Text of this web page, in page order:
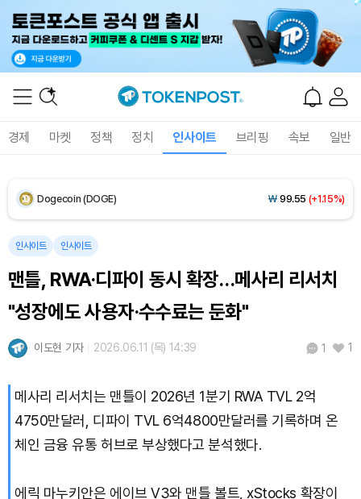
경제 마켓 정책 정치 인사이트 브리핑 속보 일반
Solana (SOL) ₩105,222(+0.61%)
Bitcoin (BTC) 92,489,383(+0.45%)
인사이트 인사이트
맨틀, RWA·디파이 동시 확장…메사리 리서치
"성장에도 사용자·수수료는 둔화"
이도현 기자 2026.06.11 (목) 14:39 1 1
메사리 리서치는 맨틀이 2026년 1분기 RWA TVL 2억
4750만달러, 디파이 TVL 6억4800만달러를 기록하며 온
체인 금융 유통 허브로 부상했다고 분석했다.
에릭 마누키안은 에이브 V3와 맨틀 볼트, xStocks 확장이